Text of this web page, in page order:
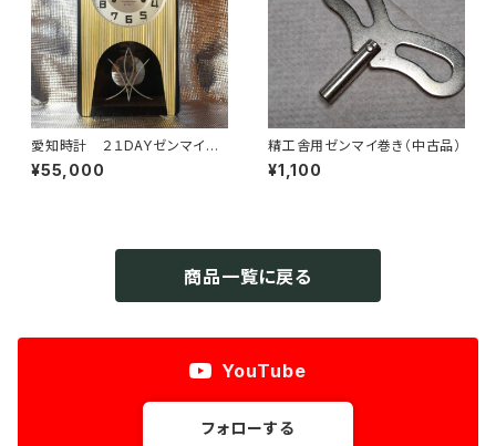
愛知時計 ２１DAYゼンマイ式
掛時計
¥55,000
精工舎用ゼンマイ巻き（中古品）
¥1,100
商品一覧に戻る
YouTube
フォローする